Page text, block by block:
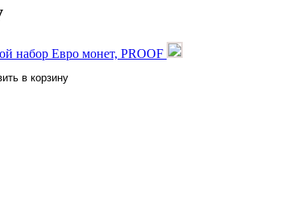
набор Евро монет, PROOF